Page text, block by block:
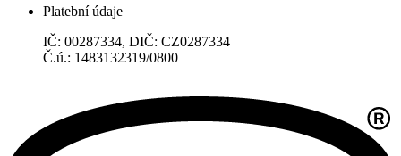
Platební údaje
IČ: 00287334, DIČ: CZ0287334
Č.ú.: 1483132319/0800